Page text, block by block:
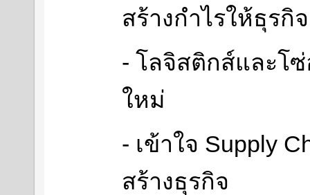
สร้างกำไรให้ธุรกิจ
- โลจิสติกส์และโ
ใหม่
- เข้าใจ Supply
สร้างธุรกิจ